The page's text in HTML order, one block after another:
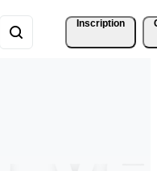
Inscription